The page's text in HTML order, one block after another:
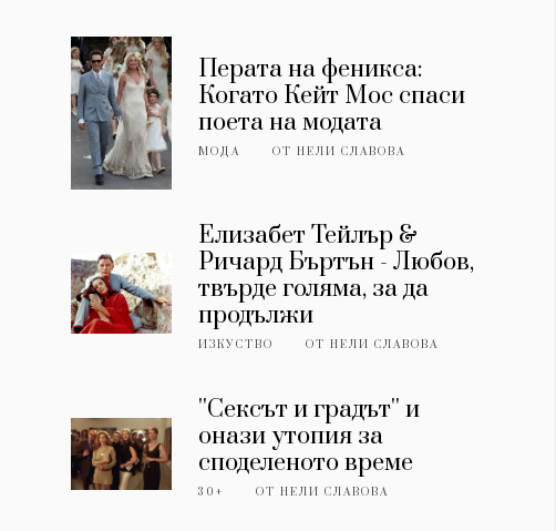
Перата на феникса:
Когато Кейт Мос спаси
поета на модата
МОДА ОТНЕЛИ СЛАВОВА
Елизабет Тейлър &
Ричард Бъртън - Любов,
твърде голяма, за да
продължи
ИЗКУСТВО ОТНЕЛИ СЛАВОВА
''Сексът и градът'' и
онази утопия за
споделеното време
30+ ОТНЕЛИ СЛАВОВА